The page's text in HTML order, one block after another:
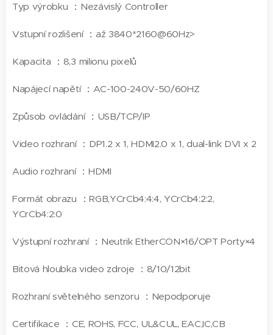
Typ výrobku ：Nezávislý Controller
Vstupní rozlišení ：až 3840*2160@60Hz>
Kapacita ：8,3 milionu pixelů
Napájecí napětí ：AC-100-240V-50/60HZ
Způsob ovládání ：USB/TCP/IP
Video rozhraní ：DP1.2 x 1, HDMI2.0 x 1, dual-link DVI x 2
Audio rozhraní ：HDMI
Formát obrazu ：RGB,YCrCb4:4:4, YCrCb4:2:2,
YCrCb4:2:0
Výstupní rozhraní ：Neutrik EtherCON×16/OPT Porty×4
Bitová hloubka video zdroje ：8/10/12bit
Rozhraní světelného senzoru ：Nepodporuje
Certifikace ：CE, ROHS, FCC, UL&CUL, EAC,IC,CB